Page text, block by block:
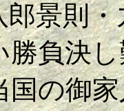
則・
勝負決
御家